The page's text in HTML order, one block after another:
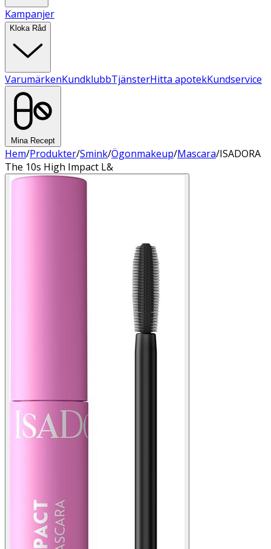
Kampanjer
Kloka Råd
VarumärkenKundklubbTjänsterHitta apotekKundservice
Mina Recept
Hem/Produkter/Smink/Ögonmakeup/Mascara/ISADORA
The 10s High Impact L&